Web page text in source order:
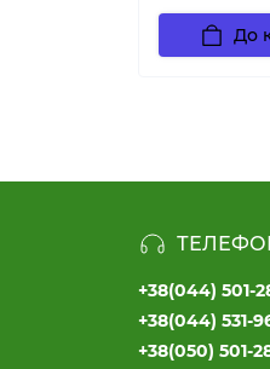
До
+38(044) 501-
+38(044) 531-
+38(050) 501-